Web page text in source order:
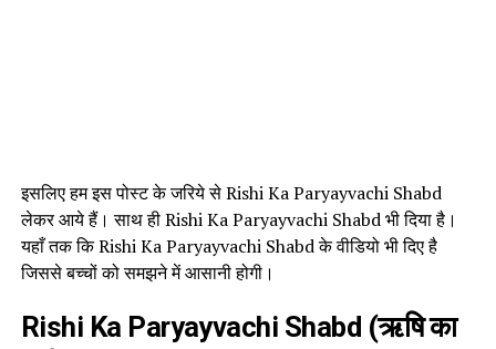
इसलिए हम इस पोस्ट के जरिये से Rishi Ka Paryayvachi Shabd
लेकर आये हैं। साथ ही Rishi Ka Paryayvachi Shabd भी दिया है।
यहाँ तक कि Rishi Ka Paryayvachi Shabd के वीडियो भी दिए है
जिससे बच्चों को समझने में आसानी होगी।
Rishi Ka Paryayvachi Shabd (ऋषि का